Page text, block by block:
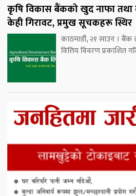
कृषि विकास बैंकको खुद नाफा तथा
केही गिरावट, प्रमुख सूचकहरू स्थिर
काठमाडौं, २१ साउन । बैंक
वित्तिय विवरण प्रकाशित